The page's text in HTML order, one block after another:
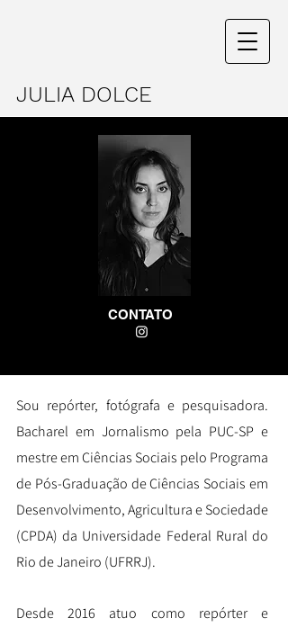
JULIA DOLCE
CONTATO
Sou repórter, fotógrafa e pesquisadora.
Bacharel em Jornalismo pela PUC-SP e
mestre em Ciências Sociais pelo Programa
de Pós-Graduação de Ciências Sociais em
Desenvolvimento, Agricultura e Sociedade
(CPDA) da Universidade Federal Rural do
Rio de Janeiro (UFRRJ).
Desde 2016 atuo como repórter e